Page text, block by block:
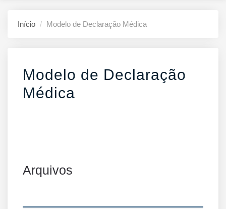
Início Modelo de Declaração Médica
Modelo de Declaração
Médica
Arquivos